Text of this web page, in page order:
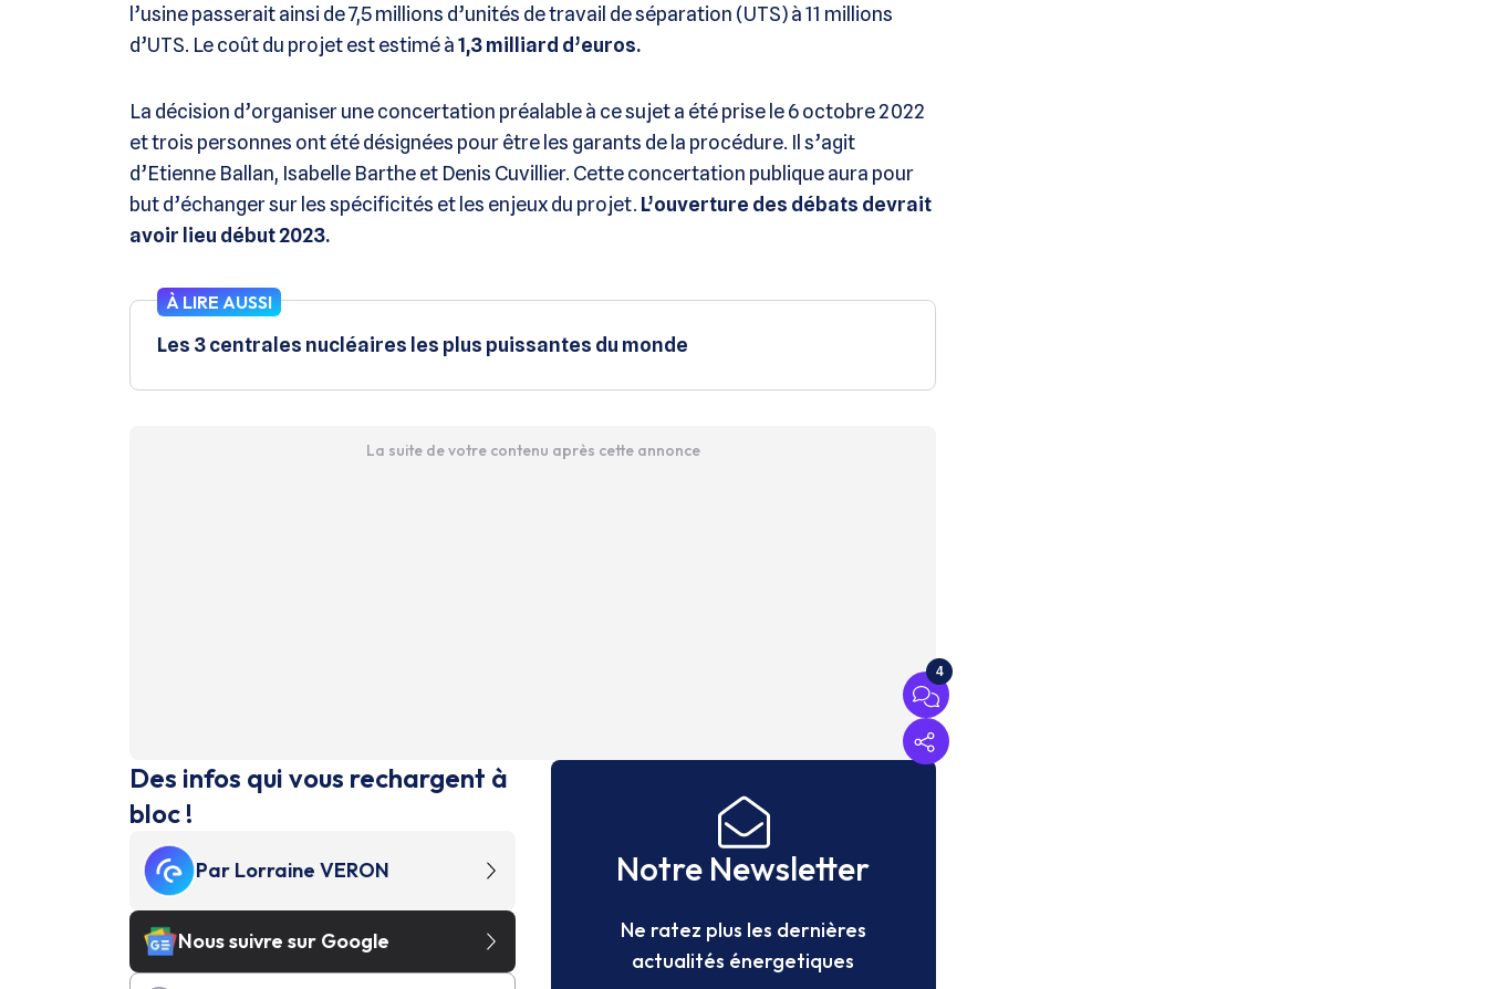
l’usine passerait ainsi de 7,5 millions d’unités de travail de séparation (UTS) à 11 millions
d’UTS. Le coût du projet est estimé à1,3 milliard d’euros.
La décision d’organiser une concertation préalable à ce sujet a été prise le 6 octobre 2022
et trois personnes ont été désignées pour être les garants de la procédure. Il s’agit
d’Etienne Ballan, Isabelle Barthe et Denis Cuvillier. Cette concertation publique aura pour
but d’échanger sur les spécificités et les enjeux du projet. L’ouverture des débats devrait
avoir lieu début 2023.
À LIRE AUSSI
Les 3 centrales nucléaires les plus puissantes du monde
La suite de votre contenu après cette annonce
4
Des infos qui vous rechargent à
bloc !
Par Lorraine VERON
Nous suivre sur Google
Notre Newsletter
Ne ratez plus les dernières
actualités énergetiques